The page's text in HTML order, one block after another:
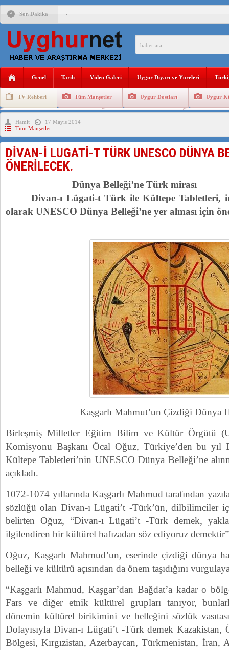
Son Dakika
ÇİN’İN “GÜVENLİK”SÖYLEMİ İLE DOĞU TÜRKİSTAN’DA
ANAHTAR PARTİ GENEL BAŞKANI AĞIRALİOĞLU :
DİYANET AKADEMİSİ BAŞKANI DOÇ.DR.KAAN : DOĞU
150 YILDIR KAYNAYAN YARAMIZ : ÇİN İŞGALİNDEKİ
ÇİN’İN UYGUR POLİTİKALARINI ÖVEN DİYANET
Genel Tarih Video Galeri Uygur Diyarı ve Yöreleri
TV Rehberi Tüm Manşetler Uygur Dostları Uygur
Uygurlarda Düğün ve Cenaze
Hamit
17 Mayıs 2014
Tüm Manşetler
DİVAN-İ LUGATİ-T TÜRK UNESCO DÜNYA
ÖNERİLECEK.
Dünya Belleği’ne Türk mirası
Divan-ı Lügati-t Türk ile Kültepe Tabletleri,
olarak UNESCO Dünya Belleği’ne yer alması için
Kaşgarlı Mahmut’un Çizdiği Dünya
Birleşmiş Milletler Eğitim Bilim ve Kültür Örgütü
Komisyonu Başkanı Öcal Oğuz, Türkiye’den bu yıl
Kültepe Tabletleri’nin UNESCO Dünya Belleği’ne
açıkladı.
1072-1074 yıllarında Kaşgarlı Mahmud tarafından
sözlüğü olan Divan-ı Lügati’t -Türk’ün, dilbilimciler
belirten Oğuz, “Divan-ı Lügati’t -Türk demek,
ilgilendiren bir kültürel hafızadan söz ediyoruz
Oğuz, Kaşgarlı Mahmud’un, eserinde çizdiği dünya
belleği ve kültürü açısından da önem taşıdığını
“Kaşgarlı Mahmud, Kaşgar’dan Bağdat’a kadar o
Fars ve diğer etnik kültürel grupları tanıyor,
dönemin kültürel birikimini ve belleğini sözlük
Dolayısıyla Divan-ı Lügati’t -Türk demek Kazakistan,
Bölgesi, Kırgızistan, Azerbaycan, Türkmenistan, İran,